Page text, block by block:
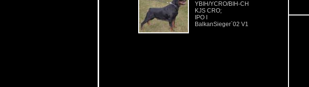
YBIH/YCRO/BIH-CH
KJS CRO;
IPO I
BalkanSieger`02 V1